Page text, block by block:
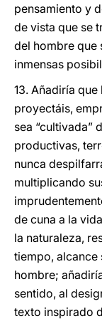
pensamiento y
de vista que se
del hombre que
inmensas
13. Añadiría
proyectáis,
sea “cultivada”
productivas,
nunca
multiplicando
de cuna a la
la naturaleza,
tiempo, alcance
hombre;
sentido, al
texto inspirado